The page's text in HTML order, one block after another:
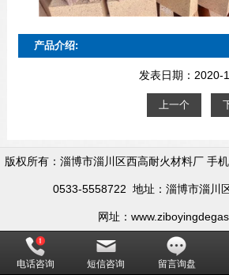
产品介绍:
发表日期：2020-
上一个
版权所有：淄博市淄川区西高耐火材料厂 手
0533-5558722 地址：淄博市淄川
网址：
电话咨询 短信咨询 留言询盘